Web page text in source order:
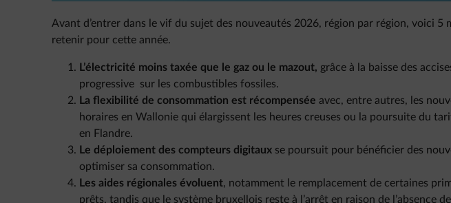
Avant d’entrer dans le vif du sujet des nouveautés 2026, région par région, voici 5
retenir pour cette année.
L’électricité moins taxée que le gaz ou le mazout, grâce à la baisse des
progressive sur les combustibles fossiles.
La flexibilité de consommation est récompensée avec, entre autres, les
horaires en Wallonie qui élargissent les heures creuses ou la poursuite du
en Flandre.
Le déploiement des compteurs digitaux se poursuit pour bénéficier des
optimiser sa consommation.
Les aides régionales évoluent, notamment le remplacement de certaines
prêts, tandis que le système bruxellois reste à l’arrêt en raison de l’absence de